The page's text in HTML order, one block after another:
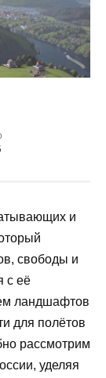
и
свободы и
с её
ландшафтов
для полётов
рассмотрим
уделяя